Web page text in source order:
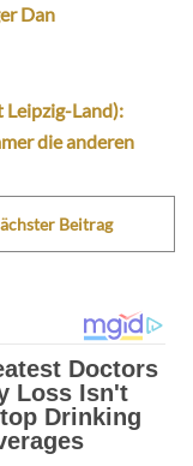
Dan
Land):
die anderen
Beitrag